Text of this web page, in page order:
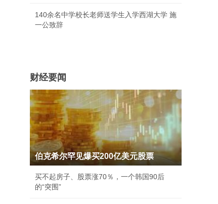
140余名中学校长老师送学生入学西湖大学 施
一公致辞
财经要闻
伯克希尔罕见爆买200亿美元股票
买不起房子、股票涨70％，一个韩国90后
的“突围”